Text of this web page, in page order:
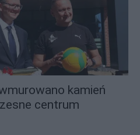
kamień
centrum